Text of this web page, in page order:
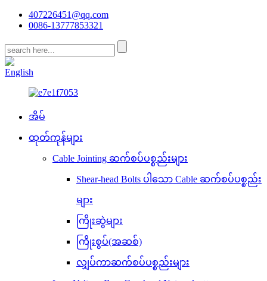
407226451@qq.com
0086-13777853321
English
အိမ်
ထုတ်ကုန်များ
Cable Jointing ဆက်စပ်ပစ္စည်းများ
Shear-head Bolts ပါသော Cable ဆက်စပ်ပစ္စည်း
များ
ကြိုးဆွဲများ
ကြိုးစွပ်(အဆစ်)
လျှပ်ကာဆက်စပ်ပစ္စည်းများ